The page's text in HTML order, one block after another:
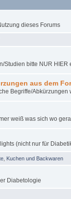
dieses Forums
Studien bitte NUR
aus dem
Begriffe/
weiß was sich wo
(nicht nur für
Kuchen und Backwaren
Diabetologie